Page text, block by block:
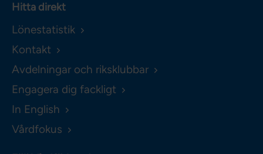
Hitta direkt
Lönestatistik
Kontakt
Avdelningar och riksklubbar
Engagera dig fackligt
In English
Vårdfokus